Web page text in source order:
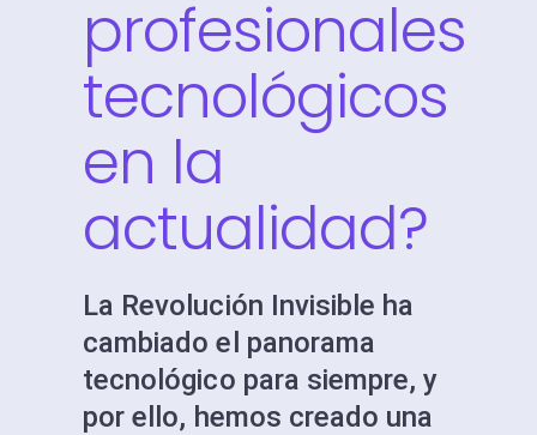
profesionales
tecnológicos
en la
actualidad?
La Revolución Invisible ha
cambiado el panorama
tecnológico para siempre, y
por ello, hemos creado una